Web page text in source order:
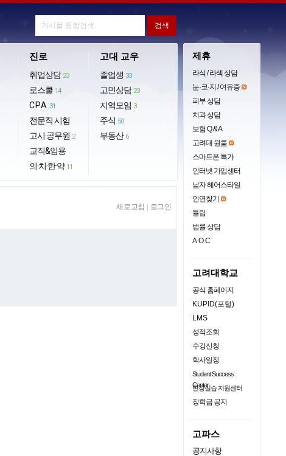
진로
취업상담 23
로스쿨 14
CPA 31
전문직 시험
고시·공무원 2
교직&임용
의·치·한·약 11
고대 교우
졸업생 33
고민상담 23
지역모임 3
주식 50
부동산 6
새로고침 로그인
제휴
라식 / 라섹 상담
눈·코·지 / 여유증
피부 상담
치과 상담
보험 Q & A
고려대 원룸
스마트폰 특가
인터넷 가입센터
남자 헤어스타일
인연찾기
튤립
법률 상담
AOC
고려대학교
공식 홈페이지
KUPID(포털)
LMS
성적조회
수강신청
학사일정
Student Success
Center
현장실습 지원센터
장학금 공지
고파스
공지사항